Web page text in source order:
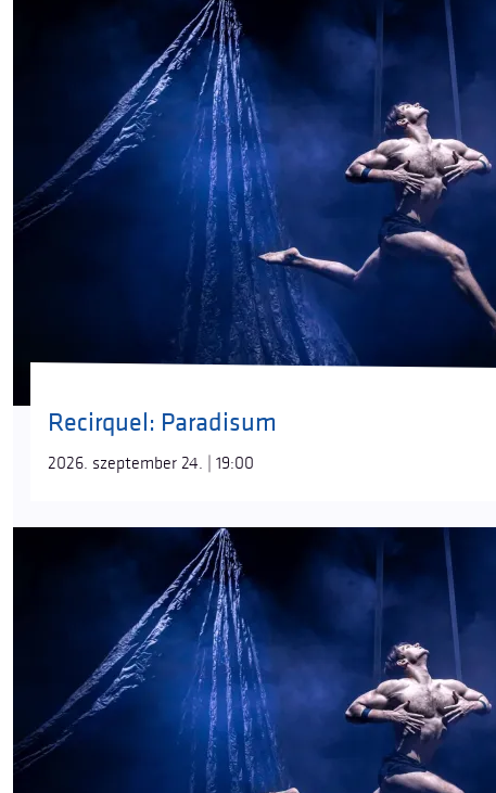
Recirquel: Paradisum
2026. szeptember 24. | 19:00